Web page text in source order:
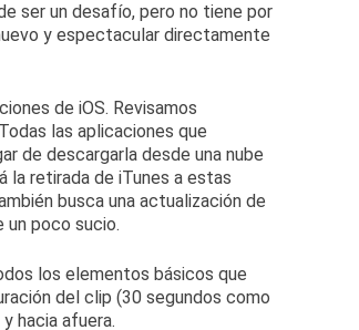
ser un desafío, pero no tiene por
y espectacular directamente
de iOS. Revisamos
Todas las aplicaciones que
de descargarla desde una nube
la retirada de iTunes a estas
busca una actualización de
un poco sucio.
los elementos básicos que
del clip (30 segundos como
hacia afuera.